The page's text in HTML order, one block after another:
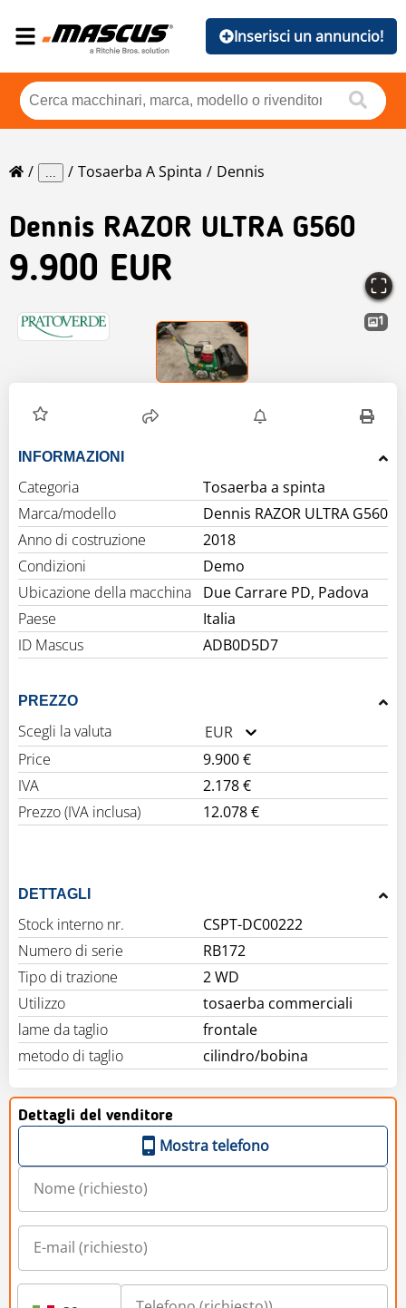
Inserisci un annuncio!
... Tosaerba A Spinta Dennis
Dennis RAZOR ULTRA G560
9.900 EUR
1
INFORMAZIONI
Categoria
Tosaerba a spinta
Marca/modello
Dennis RAZOR ULTRA G560
Anno di costruzione
2018
Condizioni
Demo
Ubicazione della macchina
Due Carrare PD, Padova
Paese
Italia
ID Mascus
ADB0D5D7
PREZZO
Scegli la valuta
EUR
Price
9.900 €
IVA
2.178 €
Prezzo (IVA inclusa)
12.078 €
DETTAGLI
Stock interno nr.
CSPT-DC00222
Numero di serie
RB172
Tipo di trazione
2 WD
Utilizzo
tosaerba commerciali
lame da taglio
frontale
metodo di taglio
cilindro/bobina
Dettagli del venditore
Mostra telefono